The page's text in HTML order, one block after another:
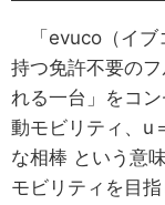
「evuco（イブ
持つ免許不要の
れる一台」をコ
動モビリティ、u
な相棒 という意
モビリティを目指